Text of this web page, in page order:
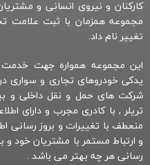
تغییر نام داد.
این مجموعه همواره جهت
یدکی خودروهای تجاری و سواری
شرکت های حمل و نقل داخلی و
تریلر , با کادری مجرب و دارای
منعطف با تغییرات و بروز رسانی
و ارتباط مستمر با مشتریان
رسانی هر چه بهتر می باشد .